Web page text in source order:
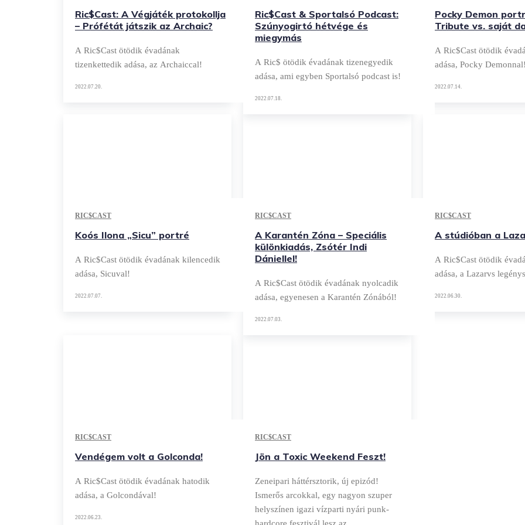
Ric$Cast: A Végjáték protokollja
– Prófétát játszik az Archaic?
A Ric$Cast ötödik évadának
tizenkettedik adása, az Archaiccal!
2022.07.20.
Ric$Cast & Sportalsó Podcast:
Szúnyogirtó hétvége és
miegymás
A Ric$ ötödik évadának tizenegyedik
adása, ami egyben Sportalsó podcast is!
2022.07.18.
Pocky Demon
Tribute vs. saját
A Ric$Cast ötödik
adása, Pocky Demonnal!
2022.07.14.
RIC$CAST
Koós Ilona „Sicu” portré
A Ric$Cast ötödik évadának kilencedik
adása, Sicuval!
2022.07.07.
RIC$CAST
A Karantén Zóna – Speciális
különkiadás, Zsótér Indi
Dániellel!
A Ric$Cast ötödik évadának nyolcadik
adása, egyenesen a Karantén Zónából!
2022.07.03.
RIC$CAST
A stúdióban a
A Ric$Cast ötödik
adása, a Lazarvs
2022.06.30.
RIC$CAST
Vendégem volt a Golconda!
A Ric$Cast ötödik évadának hatodik
adása, a Golcondával!
2022.06.23.
RIC$CAST
Jön a Toxic Weekend Feszt!
Zeneipari háttérsztorik, új epizód!
Ismerős arcokkal, egy nagyon szuper
helyszínen igazi vízparti nyári punk-
hardcore fesztivál lesz az...